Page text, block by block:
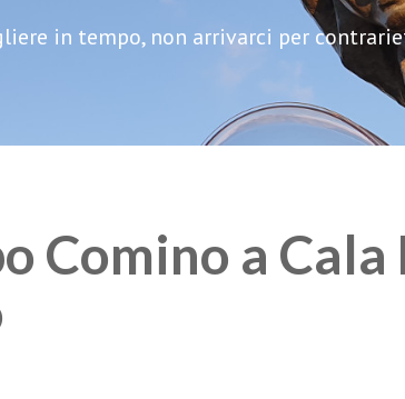
in tempo, non arrivarci per
Comino a